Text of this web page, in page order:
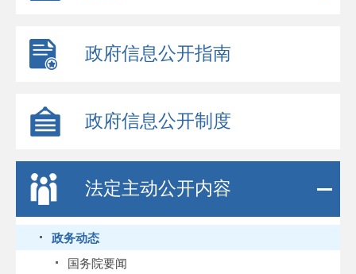
政府信息公开指南
政府信息公开制度
法定主动公开内容
政务动态
国务院要闻